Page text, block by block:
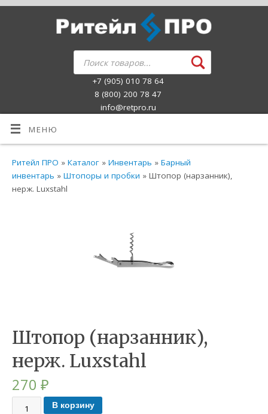
+7 (905) 010 78 64
8 (800) 200 78 47
info@retpro.ru
МЕНЮ
Ритейл ПРО »Каталог »Инвентарь »Барный
инвентарь »Штопоры и пробки » Штопор (нарзанник),
нерж. Luxstahl
Штопор (нарзанник),
нерж. Luxstahl
270₽
В корзину